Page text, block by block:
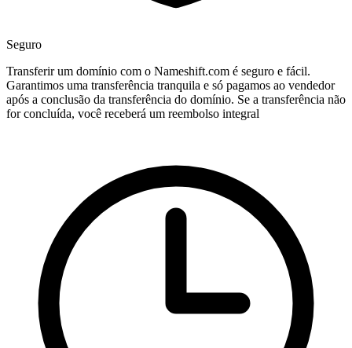
Seguro
Transferir um domínio com o Nameshift.com é seguro e fácil.
Garantimos uma transferência tranquila e só pagamos ao vendedor
após a conclusão da transferência do domínio. Se a transferência não
for concluída, você receberá um reembolso integral